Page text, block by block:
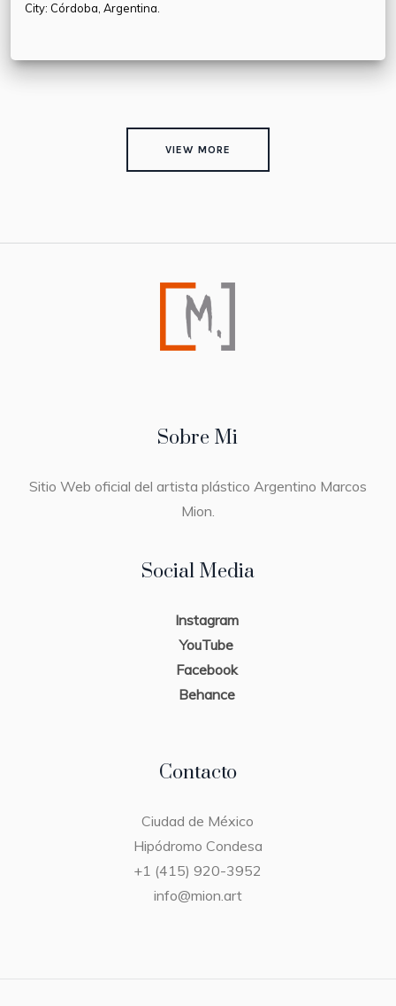
City: Córdoba, Argentina.
VIEW MORE
Sobre Mi
Sitio Web oficial del artista plástico Argentino Marcos
Mion.
Social Media
Instagram
YouTube
Facebook
Behance
Contacto
Ciudad de México
Hipódromo Condesa
+1 (415) 920-3952
info@mion.art